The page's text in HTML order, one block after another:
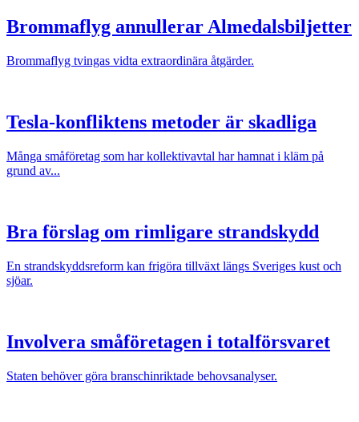
Brommaflyg annullerar Almedalsbiljetter
Brommaflyg tvingas vidta extraordinära åtgärder.
Tesla-konfliktens metoder är skadliga
Många småföretag som har kollektivavtal har hamnat i kläm på
grund av...
Bra förslag om rimligare strandskydd
En strandskyddsreform kan frigöra tillväxt längs Sveriges kust och
sjöar.
Involvera småföretagen i totalförsvaret
Staten behöver göra branschinriktade behovsanalyser.